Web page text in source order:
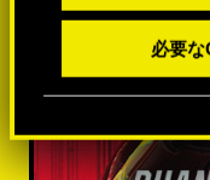
必要